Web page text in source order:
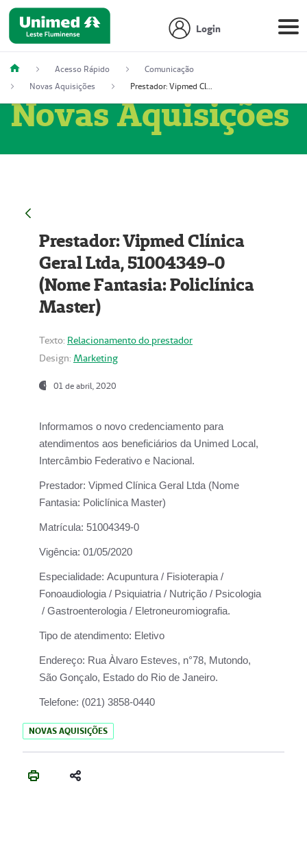
Login
Acesso Rápido
Comunicação
Novas Aquisições
Prestador: Vipmed Clínica Geral Ltda, 51004349-0 (Nome Fantasia: Policlínica Master)
Novas Aquisições
Prestador: Vipmed Clínica
Geral Ltda, 51004349-0
(Nome Fantasia: Policlínica
Master)
Texto: Relacionamento do prestador
Design: Marketing
01 de abril, 2020
Informamos o novo credenciamento para
atendimentos aos beneficiários da Unimed Local,
Intercâmbio Federativo e Nacional.
Prestador: Vipmed Clínica Geral Ltda (Nome
Fantasia: Policlínica Master)
Matrícula: 51004349-0
Vigência: 01/05/2020
Especialidade: Acupuntura / Fisioterapia /
Fonoaudiologia / Psiquiatria / Nutrição / Psicologia
/ Gastroenterologia / Eletroneuromiografia.
Tipo de atendimento: Eletivo
Endereço: Rua Àlvaro Esteves, n°78, Mutondo,
São Gonçalo, Estado do Rio de Janeiro.
Telefone: (021) 3858-0440
NOVAS AQUISIÇÕES